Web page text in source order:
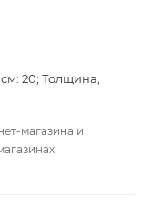
20; Толщина,
магазина и